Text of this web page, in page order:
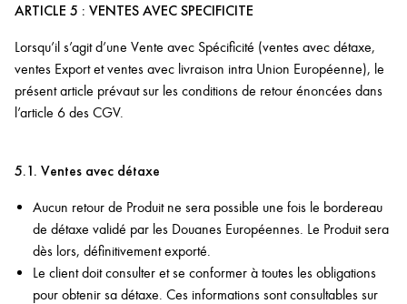
ARTICLE 5 : VENTES AVEC SPECIFICITE
Lorsqu’il s’agit d’une Vente avec Spécificité (ventes avec détaxe,
ventes Export et ventes avec livraison intra Union Européenne), le
présent article prévaut sur les conditions de retour énoncées dans
l’article 6 des CGV.
5.1. Ventes avec détaxe
Aucun retour de Produit ne sera possible une fois le bordereau
de détaxe validé par les Douanes Européennes. Le Produit sera
dès lors, définitivement exporté.
Le client doit consulter et se conformer à toutes les obligations
pour obtenir sa détaxe. Ces informations sont consultables sur